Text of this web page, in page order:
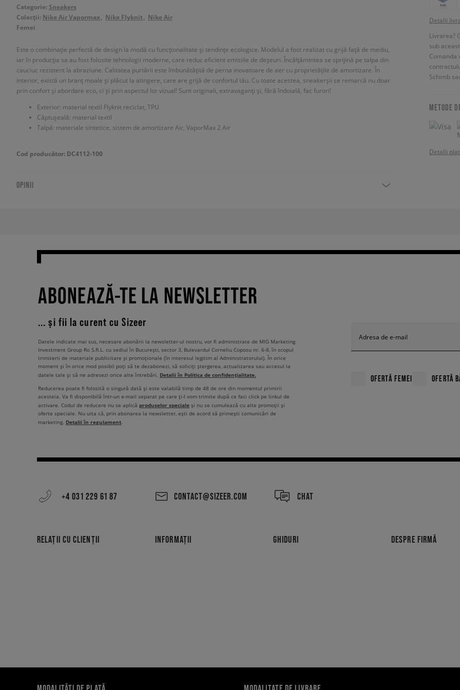
Categorie: Sneakers
Colecții: Nike Air Vapormax Nike Flyknit
Nike Air
Femei
Este o combinație perfectă de design la modă cu funcționalitate și tendințe ecologice. Modelul a fost realizat cu grijă față de mediu,
iar în producția sa au fost folosite tehnologii moderne, care reduc eficient emisiile de deșeuri. Încălțămintea se sprijină pe talpa din
cauciuc rezistent la abraziune. Calitatea purtării este îmbunătățită de perna inovatoare de aer cu proprietățile de amortizare. În
interior, există un branț moale și plăcut la atingere, care are grijă de confortul tău. Cu toate acestea, sneakerșii se remarcă nu doar
prin confort și abordare eco, ci și prin aspectul lor vizual! Sunt originali, extravaganți și, fără îndoială, fac furori!
Exterior: material textil Flyknit reciclat, TPU
Căptușeală: material textil
Talpă: materiale sintetice, sistem de amortizare Air, VaporMax 2 Air
Cod producător: DC4112-100
OPINII
Detalii
Livrarea?
sub
Comanda
Schimb
METODE
Detalii
ABONEAZĂ-TE LA NEWSLETTER
... și fii la curent cu Sizeer
Adresa de e-mail
OFERTĂ FEMEI OFERTĂ
Datele indicate mai sus, necesare abonării la newsletter-ul nostru, vor fi administrate de MIG Marketing
Investment Group Ro S.R.L. cu sediul în București, sector 3, Bulevardul Corneliu Coposu nr. 6-8, în scopul
trimiterii de materiale publicitare și promoționale (în interesul legitim al Administratorului). În orice
moment și în orice mod posibil poți să te dezabonezi, să soliciți ștergerea, actualizarea sau accesul la
datele tale și să ne adresezi orice alte întrebări. Detalii în Politica de confidențialitate.
Reducerea poate fi folosită o singură dată și este valabilă timp de 48 de ore din momentul primirii
acesteia. Va fi disponibilă într-un e-mail separat pe care ți-l vom trimite după ce faci click pe linkul de
activare. Codul de reducere nu se aplică produselor speciale și nu se cumulează cu alte promoții și
oferte speciale. Nu uita că, prin abonarea la newsletter, ești de acord să primești comunicări de
marketing. Detalii în regulament.
+4 031 229 61 87 CONTACT@SIZEER.COM CHAT
RELAȚII CU CLIENȚII INFORMAȚII GHIDURI DESPRE FIRMĂ